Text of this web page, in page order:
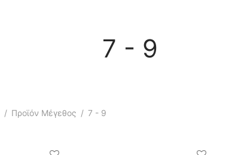
7 - 9
/ Προϊόν Μέγεθος / 7 - 9